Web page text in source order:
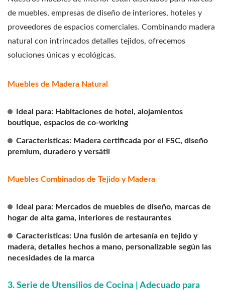
de muebles, empresas de diseño de interiores, hoteles y
proveedores de espacios comerciales. Combinando madera
natural con intrincados detalles tejidos, ofrecemos
soluciones únicas y ecológicas.
Muebles de Madera Natural
Ideal para: Habitaciones de hotel, alojamientos
boutique, espacios de co-working
Características: Madera certificada por el FSC, diseño
premium, duradero y versátil
Muebles Combinados de Tejido y Madera
Ideal para: Mercados de muebles de diseño, marcas de
hogar de alta gama, interiores de restaurantes
Características: Una fusión de artesanía en tejido y
madera, detalles hechos a mano, personalizable según las
necesidades de la marca
3. Serie de Utensilios de Cocina | Adecuado para